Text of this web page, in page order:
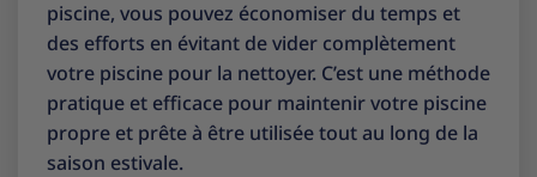
piscine, vous pouvez économiser du temps et
des efforts en évitant de vider complètement
votre piscine pour la nettoyer. C’est une méthode
pratique et efficace pour maintenir votre piscine
propre et prête à être utilisée tout au long de la
saison estivale.